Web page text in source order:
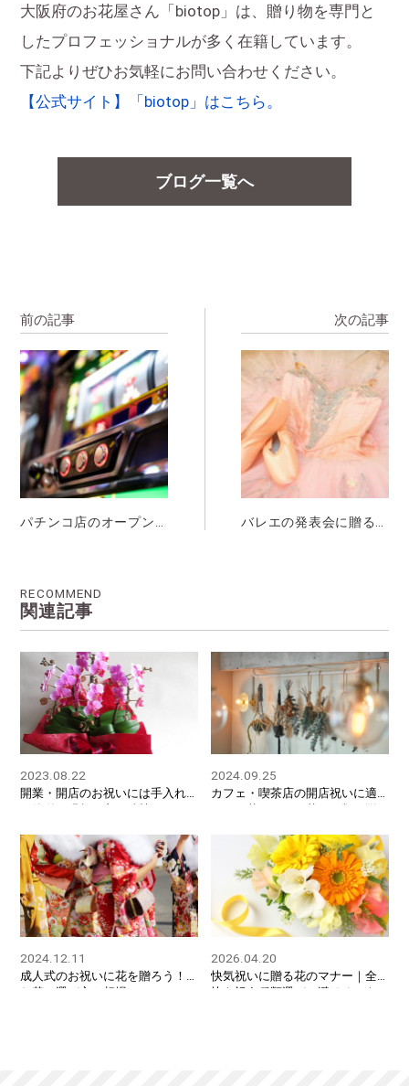
大阪府のお花屋さん「biotop」は、贈り物を専門と
したプロフェッショナルが多く在籍しています。
下記よりぜひお気軽にお問い合わせください。
【公式サイト】「biotop」はこちら。
ブログ一覧へ
前の記事
パチンコ店のオープン
次の記事
バレエの発表会に贈る
RECOMMEND
関連記事
開業・開店のお祝いには手入れ
2023.08.22
カフェ・喫茶店の開店祝いに適
2024.09.25
成人式のお祝いに花を贈ろう！
お花の選び方と相場について
2024.12.11
快気祝いに贈る花のマナー｜全
快を祝う種類選びと避けるべき
2026.04.20